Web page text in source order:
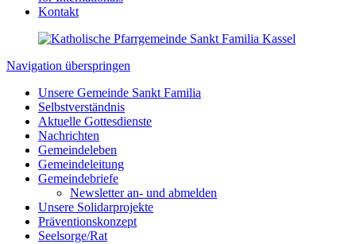
Kontakt
Navigation überspringen
Unsere Gemeinde Sankt Familia
Selbstverständnis
Aktuelle Gottesdienste
Nachrichten
Gemeindeleben
Gemeindeleitung
Gemeindebriefe
Newsletter an- und abmelden
Unsere Solidarprojekte
Präventionskonzept
Seelsorge/Rat